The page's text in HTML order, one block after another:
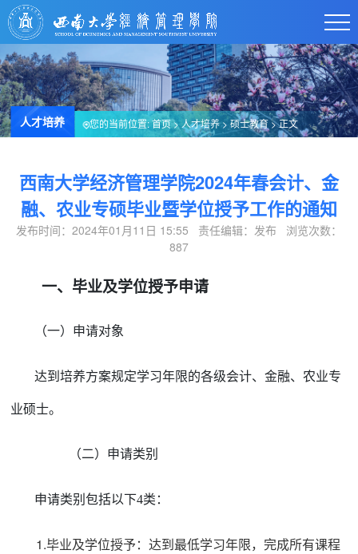
人才培养 您的当前位置:首页>人才培养>硕士教育> 正文
西南大学经济管理学院2024年春会计、金
融、农业专硕毕业暨学位授予工作的通知
发布时间：2024年01月11日 15:55 责任编辑：发布 浏览次数：
887
一、毕业及学位授予申请
（一） 申请对象
达到培养方案规定学习年限的各级会计、金融、农业专
业硕士。
（二） 申请类别
申请类别包括以下4类：
1.毕业及学位授予：达到最低学习年限，完成所有课程